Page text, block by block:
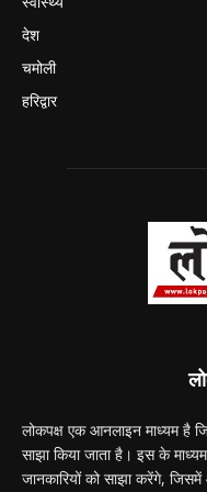
देश
चमोली
हरिद्वार
लोकपक्ष एक आनलाइन माध्यम है
साझा किया जाता है। इस के
जानकारियों को साझा करेंगे,